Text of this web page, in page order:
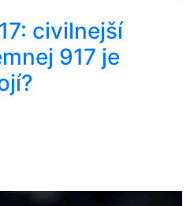
civilnejší
917 je